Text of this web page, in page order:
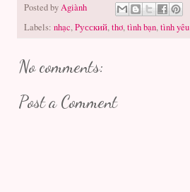
Posted byAgiành
Labels: nhạc,Pусский,thơ,tình bạn,tình yêu
No comments:
Post a Comment